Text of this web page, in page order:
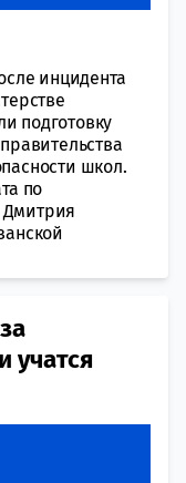
инцидента
подготовку
школ.
по
учатся